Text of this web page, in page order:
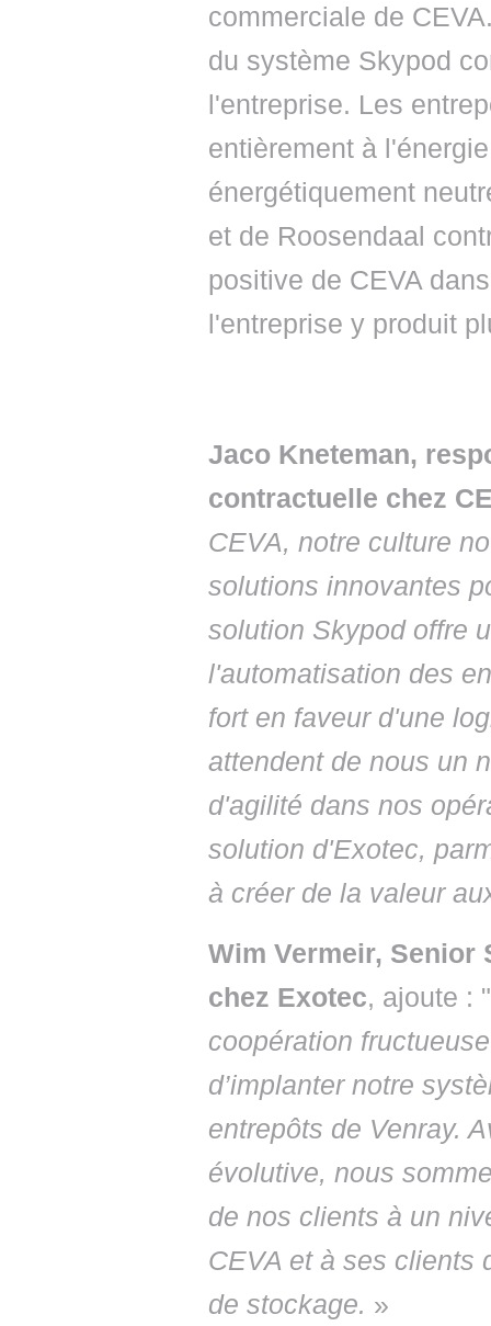
commerciale de
du système Skypod
l'entreprise. Les
entièrement à
énergétiquement
et de Roosendaal
positive de CEVA
l'entreprise y produit
Jaco Kneteman,
contractuelle chez
CEVA, notre culture
solutions innovantes
solution Skypod offre
l'automatisation des
fort en faveur d'une
attendent de nous un
d'agilité dans nos
solution d'Exotec,
à créer de la valeur
Wim Vermeir, Senior
chez Exotec, ajoute : "
coopération
d’implanter notre
entrepôts de Venray.
évolutive, nous
de nos clients à un
CEVA et à ses clients
de stockage. »